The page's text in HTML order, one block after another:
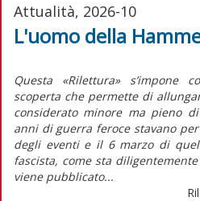
Attualità, 2026-10
L'uomo della
Questa «Rilettura» s’impone
scoperta che permette di
considerato minore ma pieno
anni di guerra feroce stavano
degli eventi e il 6 marzo di
fascista, come sta
viene pubblicato...